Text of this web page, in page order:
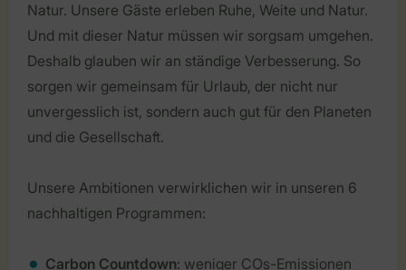
Natur. Unsere Gäste erleben Ruhe, Weite und Natur.
Und mit dieser Natur müssen wir sorgsam umgehen.
Deshalb glauben wir an ständige Verbesserung. So
sorgen wir gemeinsam für Urlaub, der nicht nur
unvergesslich ist, sondern auch gut für den Planeten
und die Gesellschaft.
Unsere Ambitionen verwirklichen wir in unseren 6
nachhaltigen Programmen:
Carbon Countdown: weniger COs-Emissionen